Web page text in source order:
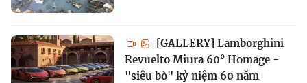
[GALLERY] Lamborghini
Revuelto Miura 60° Homage -
"siêu bò" kỷ niệm 60 năm